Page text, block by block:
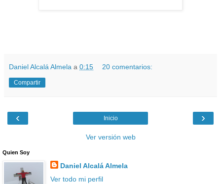
Daniel Alcalá Almela a 0:15 20 comentarios:
Compartir
‹ ›
Inicio
Ver versión web
Quien Soy
Daniel Alcalá Almela
Ver todo mi perfil